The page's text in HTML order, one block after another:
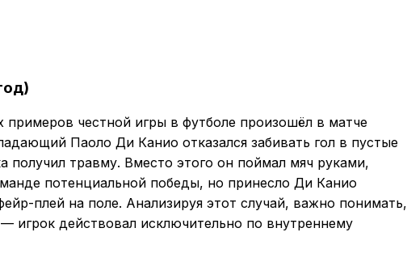
честной игры в футболе произошёл в матче
Паоло Ди Канио отказался забивать гол в пустые
получил травму. Вместо этого он поймал мяч руками,
потенциальной победы, но принесло Ди Канио
плей на поле. Анализируя этот случай, важно понимать,
игрок действовал исключительно по внутреннему